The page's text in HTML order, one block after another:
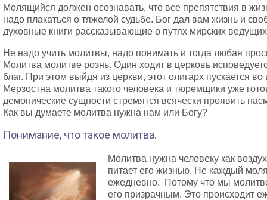
Молящийся должен осознавать, что все препятствия в
надо плакаться о тяжелой судьбе. Бог дал вам жизнь и
духовные книги рассказывающие о путях мирских
Не надо учить молитвы, надо понимать и тогда любая
Молитва молитве рознь. Один ходит в церковь
благ. При этом выйдя из церкви, этот олигарх пускается
Мерзостна молитва такого человека и тюремщики уже
демонические сущности стремятся всячески проявить
Как вы думаете молитва нужна нам или Богу?
Понимание, что такое молитва.
Молитва нужна человеку как
питает его жизнью. Не каждый
ежедневно. Потому что мы
его призрачным. Это происходит